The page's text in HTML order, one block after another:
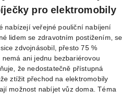
pro elektromobily
nabízejí veřejné pouliční nabíjení
lidem se zdravotním postižením, se
zdvojnásobil, přesto 75 %
ani jednu bezbariérovou
že nedostatečně přístupná
ztížit přechod na elektromobily
možnost nabíjet vůz doma. Téma